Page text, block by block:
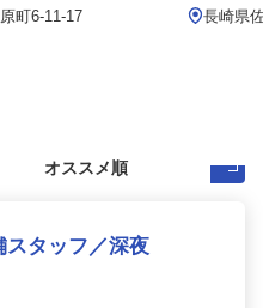
町6-11-17
長崎県
スタッフ／深夜